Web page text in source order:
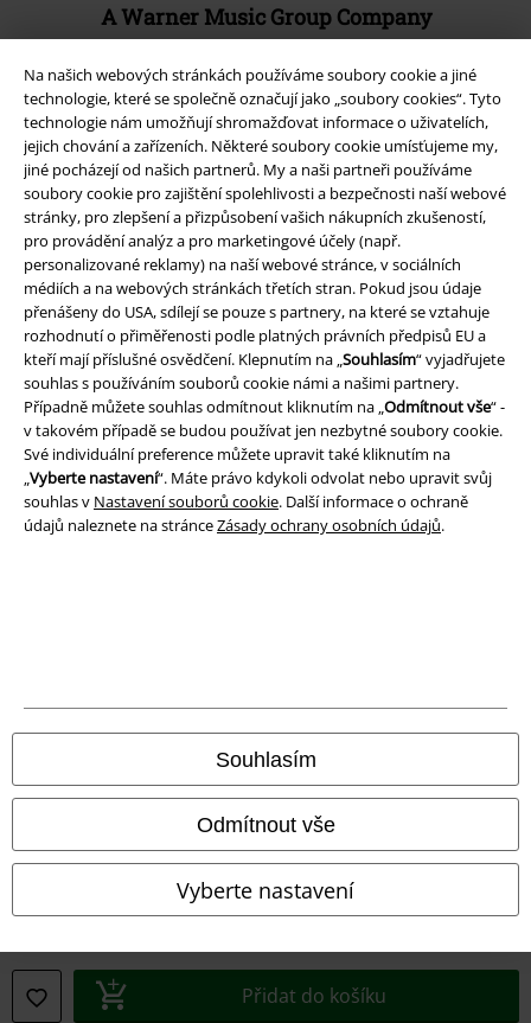
Na našich webových stránkách používáme soubory cookie a jiné
technologie, které se společně označují jako „soubory cookies“. Tyto
technologie nám umožňují shromažďovat informace o uživatelích,
jejich chování a zařízeních. Některé soubory cookie umísťujeme my,
jiné pocházejí od našich partnerů. My a naši partneři používáme
soubory cookie pro zajištění spolehlivosti a bezpečnosti naší webové
stránky, pro zlepšení a přizpůsobení vašich nákupních zkušeností,
pro provádění analýz a pro marketingové účely (např.
personalizované reklamy) na naší webové stránce, v sociálních
médiích a na webových stránkách třetích stran. Pokud jsou údaje
přenášeny do USA, sdílejí se pouze s partnery, na které se vztahuje
rozhodnutí o přiměřenosti podle platných právních předpisů EU a
kteří mají příslušné osvědčení. Klepnutím na „Souhlasím“ vyjadřujete
souhlas s používáním souborů cookie námi a našimi partnery.
Případně můžete souhlas odmítnout kliknutím na „Odmítnout vše“ -
v takovém případě se budou používat jen nezbytné soubory cookie.
Své individuální preference můžete upravit také kliknutím na
„Vyberte nastavení“. Máte právo kdykoli odvolat nebo upravit svůj
souhlas v Nastavení souborů cookie. Další informace o ochraně
údajů naleznete na stránceZásady ochrany osobních údajů.
Souhlasím
Odmítnout vše
Vyberte nastavení
Přidat do košíku
A Warner Music Group Company
Právní informace
Podmínky
Prohlášení
Ochrana osobních údajů
Všechny ceny jsou včetně DPH, bezpoštovného a balného
© 1986-2026 EMP Merchandising
Naše online obchody